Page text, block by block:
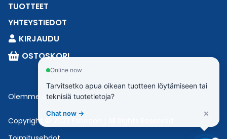
TUOTTEET
YHTEYSTIEDOT
KIRJAUDU
OSTOSKORI
Olemme osaEsbeconia.
Copyright © 2023 Esbecon | All Rights Reserved
Online now
Tarvitsetko apua oikean tuotteen löytämiseen tai
teknisiä tuotetietoja?
Chat now → ×